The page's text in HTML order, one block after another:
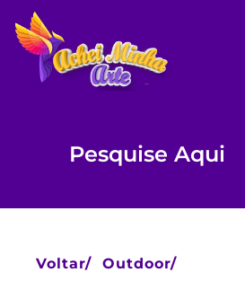
Pesquise Aqui
Voltar/ Outdoor/